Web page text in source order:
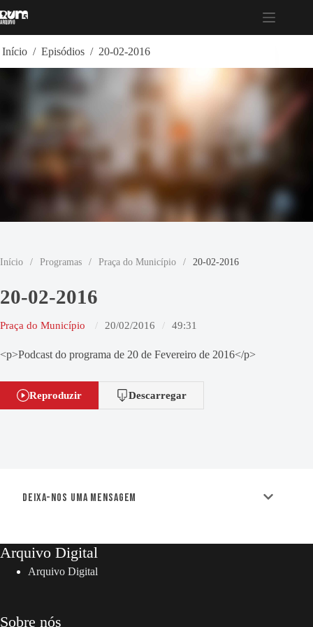
para
Início / Episódios / 20-02-2016
Início / Programas / Praça do Município / 20-02-2016
20-02-2016
Praça do Município 20/02/2016 49:31
<p>Podcast do programa de 20 de Fevereiro de 2016</p>
Reproduzir Descarregar
Deixa-nos uma mensagem
Arquivo Digital
Arquivo Digital
Sobre nós